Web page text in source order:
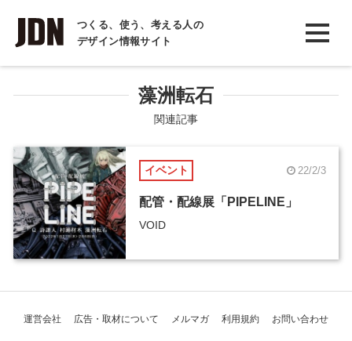
つくる、使う、考える人の
デザイン情報サイト
INTERVIEW
インタビュー
COLUMN
コラム
藻洲転石
関連記事
イベント 22/2/3
配管・配線展「PIPELINE」
VOID
運営会社 広告・取材について メルマガ 利用規約 お問い合わせ